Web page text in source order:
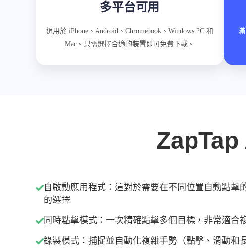
多平台可用
適用於 iPhone、Android、Chromebook、Windows PC 和
Mac。只需選擇合適的裝置即可免費下載。
自啟動應用程式：這對於需要在不同位置自動點擊
的選擇
同時點擊模式：一次精確點擊多個目標，非常適合
錄製模式：捕捉並自動化複雜手勢（點擊、滑動和